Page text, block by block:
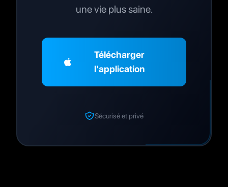
une vie plus saine.
Télécharger
l'application
Sécurisé et privé